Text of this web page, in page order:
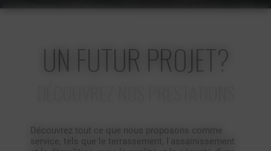
UN FUTUR PROJET?
Découvrez tout ce que nous proposons comme
service, tels que le terrassement, l'assainissement